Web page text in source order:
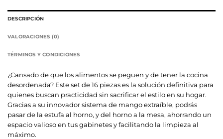
DESCRIPCIÓN
VALORACIONES (0)
TÉRMINOS Y CONDICIONES
¿Cansado de que los alimentos se peguen y de tener la cocina
desordenada? Este set de 16 piezas es la solución definitiva para
quienes buscan practicidad sin sacrificar el estilo en su hogar.
Gracias a su innovador sistema de mango extraíble, podrás
pasar de la estufa al horno, y del horno a la mesa, ahorrando un
espacio valioso en tus gabinetes y facilitando la limpieza al
máximo.